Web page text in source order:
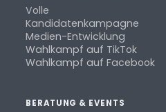
Volle
Kandidatenkampagne
Medien-Entwicklung
Wahlkampf auf TikTok
Wahlkampf auf Facebook
BERATUNG & EVENTS